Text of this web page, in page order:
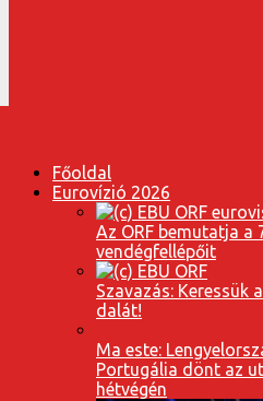
Főoldal
Eurovízió 2026
Az ORF bemutatja a
vendégfellépőit
Szavazás: Keressük
dalát!
Ma este:
Portugália dönt az
hétvégén